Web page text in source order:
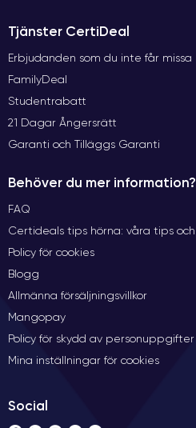
Tjänster CertiDeal
Erbjudanden som du inte får missa
FamilyDeal
Studentrabatt
21 Dagar Ångersrätt
Garanti och Tilläggs Garanti
Behöver du mer information?
FAQ
Certideals tips hörna: våra tips
Policy för cookies
Blogg
Allmänna försäljningsvillkor
Mangopay
Policy för skydd av personuppgifter
Mina inställningar för cookies
Social